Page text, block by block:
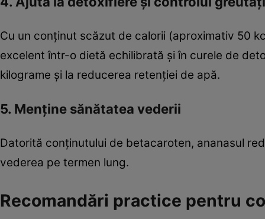
Cu un conținut scăzut de calorii (aproximativ 50
excelent într-o dietă echilibrată și în curele de
kilograme și la reducerea retenției de apă.
5. Menține sănătatea vederii
Datorită conținutului de betacaroten, ananasul
vederea pe termen lung.
Recomandări practice pentru